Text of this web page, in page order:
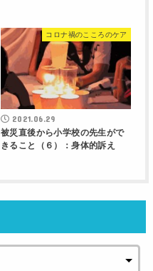
コロナ禍のこころのケア
2021.06.29
被災直後から小学校の先生がで
きること（６）：身体的訴え